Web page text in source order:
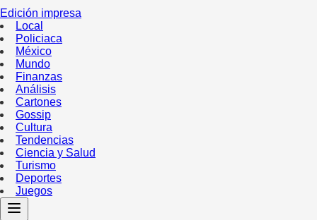
Edición impresa
Local
Policiaca
México
Mundo
Finanzas
Análisis
Cartones
Gossip
Cultura
Tendencias
Ciencia y Salud
Turismo
Deportes
Juegos